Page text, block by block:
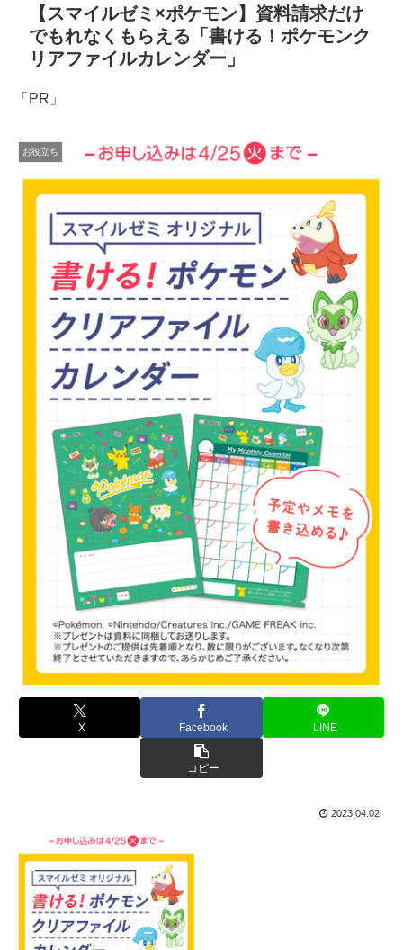
【スマイルゼミ×ポケモン】資料請求だけ
でもれなくもらえる「書ける！ポケモンク
リアファイルカレンダー」
「PR」
お役立ち
X Facebook LINE
コピー
2023.04.02